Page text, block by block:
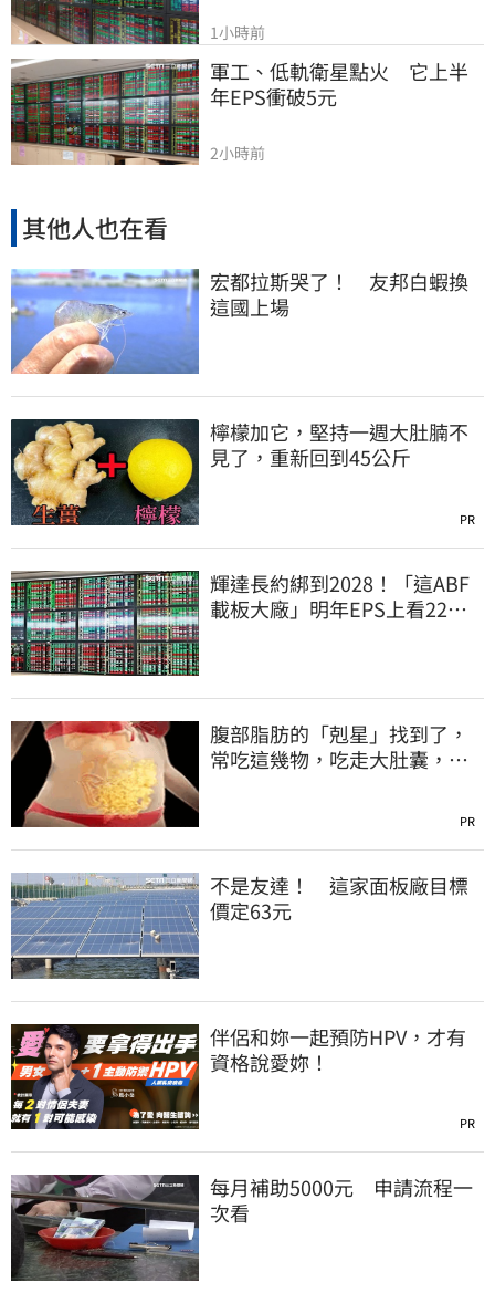
1小時前
軍工、低軌衛星點火　它上半
年EPS衝破5元
2小時前
其他人也在看
宏都拉斯哭了！ 友邦白蝦換
這國上場
檸檬加它，堅持一週大肚腩不
見了，重新回到45公斤
PR
輝達長約綁到2028！「這ABF
載板大廠」明年EPS上看22
腹部脂肪的「剋星」找到了，
常吃這幾物，吃走大肚囊，瘦
PR
不是友達！ 這家面板廠目標
價定63元
伴侶和妳一起預防HPV，才有
資格說愛妳！
PR
每月補助5000元 申請流程一
次看